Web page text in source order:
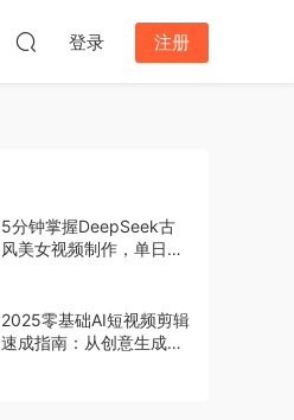
登录 注册
5分钟掌握DeepSeek古
风美女视频制作，单日流
2025零基础AI短视频剪辑
速成指南：从创意生成到